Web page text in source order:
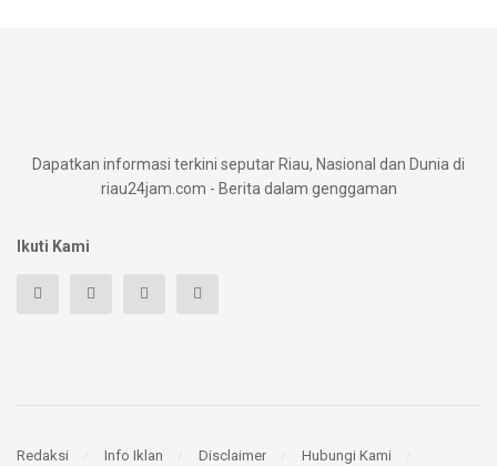
Dapatkan informasi terkini seputar Riau, Nasional dan Dunia di
riau24jam.com - Berita dalam genggaman
Ikuti Kami
Redaksi Info Iklan Disclaimer Hubungi Kami